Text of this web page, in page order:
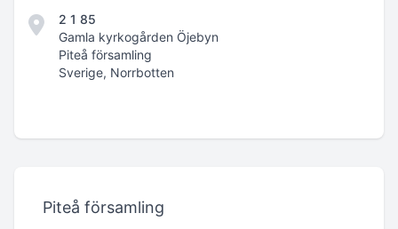
2 1 85
Gamla kyrkogården Öjebyn
Piteå församling
Sverige, Norrbotten
Piteå församling